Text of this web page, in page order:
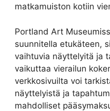
matkamuiston kotiin
Portland Art
suunnitella etukäteen,
vaihtuvia näyttelyitä ja
vaikuttaa vierailun
verkkosivuilta voi
näyttelyistä ja
mahdolliset